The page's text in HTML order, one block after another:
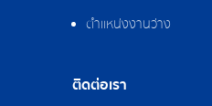
ตำแหน่งงานว่าง
ติดต่อเรา